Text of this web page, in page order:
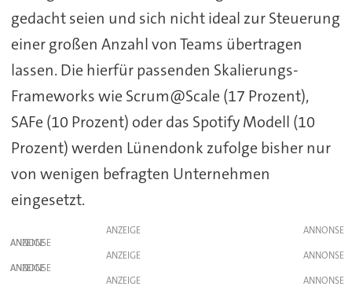
gedacht seien und sich nicht ideal zur Steuerung
einer großen Anzahl von Teams übertragen
lassen. Die hierfür passenden Skalierungs-
Frameworks wie Scrum@Scale (17 Prozent),
SAFe (10 Prozent) oder das Spotify Modell (10
Prozent) werden Lünendonk zufolge bisher nur
von wenigen befragten Unternehmen
eingesetzt.
ANZEIGE
ANZEIGE
ANZEIGE
ANZEIGE
ANZEIGE